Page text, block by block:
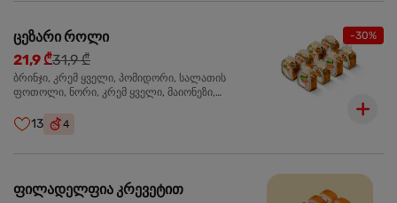
-30%
ცეზარი როლი
21,9 ₾31,9 ₾
ბრინჯი, კრემ ყველი, პომიდორი, სალათის
ფოთოლი, ნორი, კრემ ყველი, მაიონეზი,
შებოლილი ქათმის ფილე
13 4
ფილადელფია კრევეტით